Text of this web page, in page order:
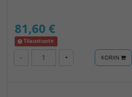
81,60 €
Tilaustuote
- + KORIIN